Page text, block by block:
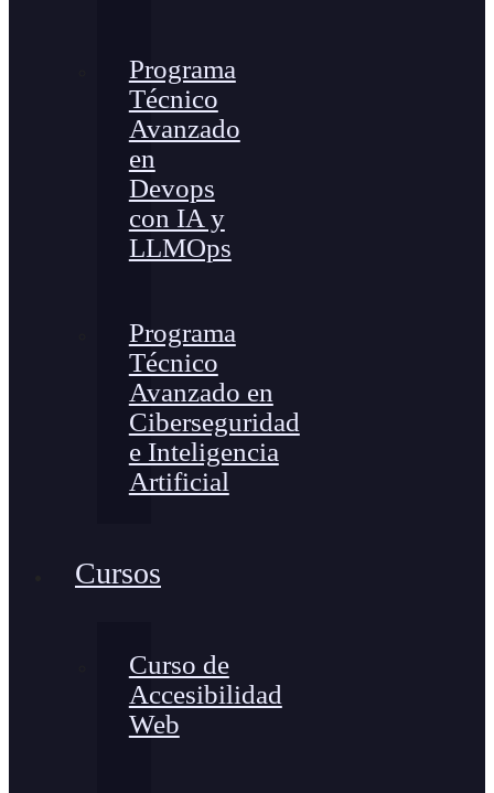
Programa
Técnico
Avanzado
en
Devops
con IA y
LLMOps
Programa
Técnico
Avanzado en
Ciberseguridad
e Inteligencia
Artificial
Cursos
Curso de
Accesibilidad
Web